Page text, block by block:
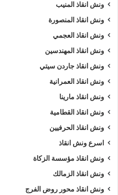
ونش انقاذ المنيب
ونش انقاذ المنصورة
ونش انقاذ العجمي
ونش انقاذ المهندسين
ونش انقاذ جاردن سيتي
ونش انقاذ العمرانية
ونش انقاذ مارينا
ونش انقاذ القطامية
ونش انقاذ الحرفيين
اسرع ونش انقاذ
ونش انقاذ مؤسسة الزكاة
ونش انقاذ الزمالك
ونش انقاذ محور روض الفرج